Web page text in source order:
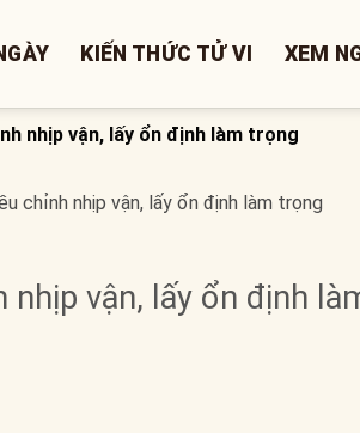
KIẾN THỨC TỬ VI XEM
nhịp vận, lấy ổn định làm trọng
chỉnh nhịp vận, lấy ổn định làm trọng
vận, lấy ổn định